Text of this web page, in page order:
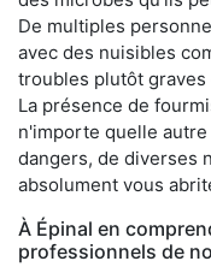
De multiples
avec des nuisibles
troubles plutôt graves
La présence de
n'importe quelle
dangers, de diverses
absolument vous
À Épinal en
professionnels de